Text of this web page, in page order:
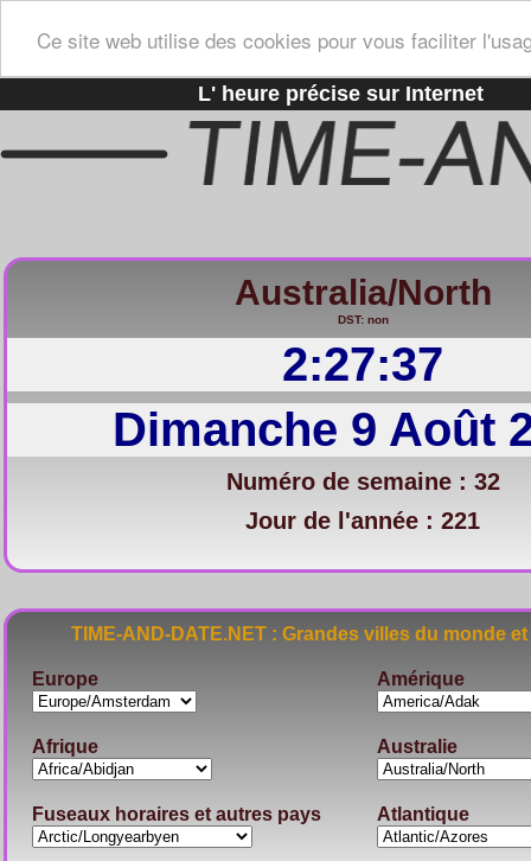
Ce site web utilise des cookies pour vous faciliter
L' heure précise sur Internet
Australia/North
DST: non
2:27:38
Dimanche 9 Août
Numéro de semaine : 32
Jour de l'année : 221
TIME-AND-DATE.NET : Grandes villes du
Europe Amérique
Afrique Australie
Fuseaux horaires et autres pays Atlantique